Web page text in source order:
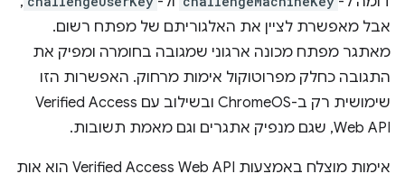
אבל מאפשרת לציין את האלגוריתם של מפתח רשום.
מאתגר מפתח מכונה ארגוני שמגובה בחומרה ומפיק את
התגובה כחלק מפרוטוקול אימות מרחוק. האפשרות הזו
שימושית רק ב-ChromeOS ובשילוב עם Verified Access
Web API, שגם מנפיק אתגרים וגם מאמת תשובות.
אימות מוצלח באמצעות Verified Access Web API הוא אות